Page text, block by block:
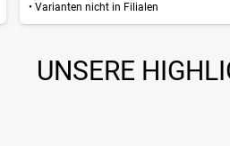
•Varianten nicht in Filialen
UNSERE